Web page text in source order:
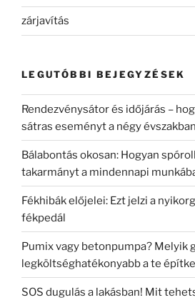
zárjavítás
LEGUTÓBBI BEJEGYZÉSEK
Rendezvénysátor és időjárás –
sátras eseményt a négy évszakban
Bálabontás okosan: Hogyan
takarmányt a mindennapi
Fékhibák előjelei: Ezt jelzi a
fékpedál
Pumix vagy betonpumpa? Melyik
legköltséghatékonyabb a te
SOS dugulás a lakásban! Mit